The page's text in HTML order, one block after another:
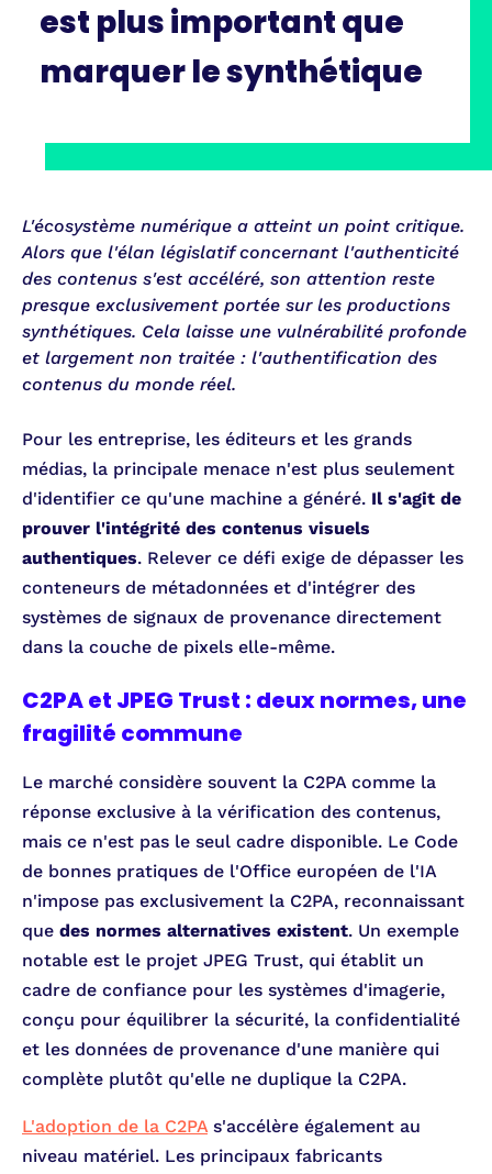
est plus important que
marquer le synthétique
L'écosystème numérique a atteint un point critique.
Alors que l'élan législatif concernant l'authenticité
des contenus s'est accéléré, son attention reste
presque exclusivement portée sur les productions
synthétiques. Cela laisse une vulnérabilité profonde
et largement non traitée : l'authentification des
contenus du monde réel.
Pour les entreprise, les éditeurs et les grands
médias, la principale menace n'est plus seulement
d'identifier ce qu'une machine a généré. Il s'agit de
prouver l'intégrité des contenus visuels
authentiques. Relever ce défi exige de dépasser les
conteneurs de métadonnées et d'intégrer des
systèmes de signaux de provenance directement
dans la couche de pixels elle-même.
C2PA et JPEG Trust : deux normes, une
fragilité commune
Le marché considère souvent la C2PA comme la
réponse exclusive à la vérification des contenus,
mais ce n'est pas le seul cadre disponible. Le Code
de bonnes pratiques de l'Office européen de l'IA
n'impose pas exclusivement la C2PA, reconnaissant
que des normes alternatives existent. Un exemple
notable est le projet JPEG Trust, qui établit un
cadre de confiance pour les systèmes d'imagerie,
conçu pour équilibrer la sécurité, la confidentialité
et les données de provenance d'une manière qui
complète plutôt qu'elle ne duplique la C2PA.
L'adoption de la C2PAs'accélère également au
niveau matériel. Les principaux fabricants